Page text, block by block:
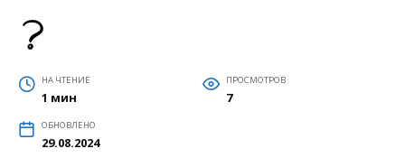
НА ЧТЕНИЕ
1 мин
ПРОСМОТРОВ
7
ОБНОВЛЕНО
29.08.2024